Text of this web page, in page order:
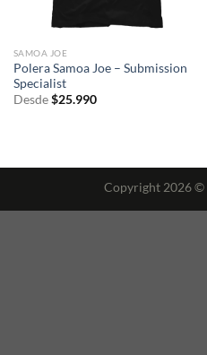
SAMOA JOE
Polera Samoa Joe – Submission
Specialist
Desde $25.990
Copyright 2026 ©